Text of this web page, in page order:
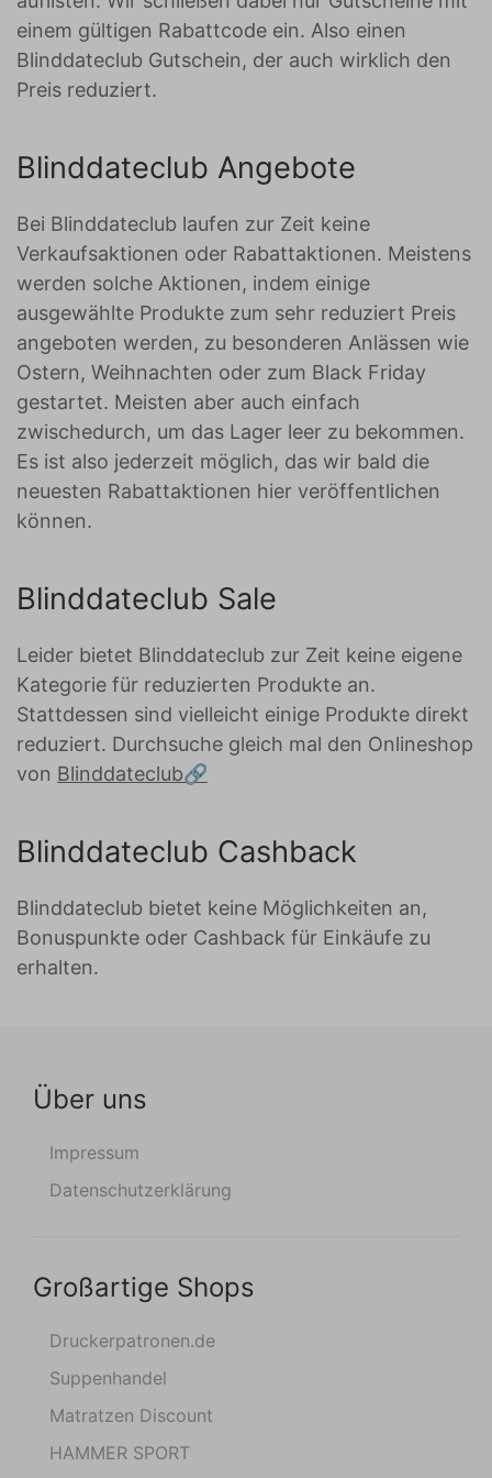
einem gültigen Rabattcode ein. Also einen
Blinddateclub Gutschein, der auch wirklich den
Preis reduziert.
Blinddateclub Angebote
Bei Blinddateclub laufen zur Zeit keine
Verkaufsaktionen oder Rabattaktionen. Meistens
werden solche Aktionen, indem einige
ausgewählte Produkte zum sehr reduziert Preis
angeboten werden, zu besonderen Anlässen wie
Ostern, Weihnachten oder zum Black Friday
gestartet. Meisten aber auch einfach
zwischedurch, um das Lager leer zu bekommen.
Es ist also jederzeit möglich, das wir bald die
neuesten Rabattaktionen hier veröffentlichen
können.
Blinddateclub Sale
Leider bietet Blinddateclub zur Zeit keine eigene
Kategorie für reduzierten Produkte an.
Stattdessen sind vielleicht einige Produkte direkt
reduziert. Durchsuche gleich mal den Onlineshop
von Blinddateclub
Blinddateclub Cashback
Blinddateclub bietet keine Möglichkeiten an,
Bonuspunkte oder Cashback für Einkäufe zu
erhalten.
Über uns
Impressum
Datenschutzerklärung
Großartige Shops
Druckerpatronen.de
Suppenhandel
Matratzen Discount
HAMMER SPORT